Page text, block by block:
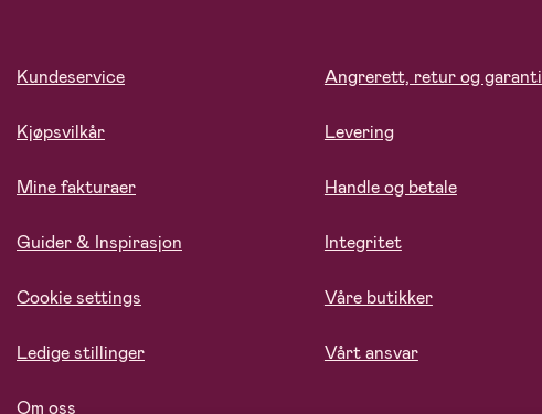
Kundeservice
Kjøpsvilkår
Mine fakturaer
Guider & Inspirasjon
Cookie settings
Ledige stillinger
Om oss
Angrerett, retur og garanti
Levering
Handle og betale
Integritet
Våre butikker
Vårt ansvar